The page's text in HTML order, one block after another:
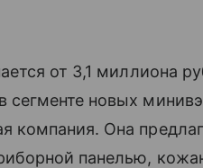
от 3,1 миллиона
сегменте новых
компания. Она
панелью,